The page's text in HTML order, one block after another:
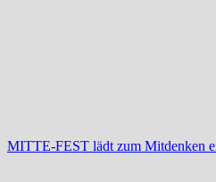
MITTE-FEST lädt zum Mitdenken